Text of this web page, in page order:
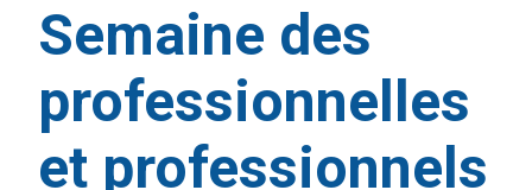
Semaine des
professionnelles
et professionnels